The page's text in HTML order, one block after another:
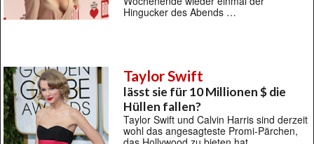
Hingucker des Abends …
Taylor Swift
lässt sie für 10 Millionen $ die
Hüllen fallen?
Taylor Swift und Calvin Harris sind derzeit
wohl das angesagteste Promi-Pärchen,